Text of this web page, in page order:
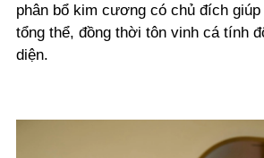
phân bổ kim cương có chủ đích
tổng thể, đồng thời tôn vinh cá tính
diện.